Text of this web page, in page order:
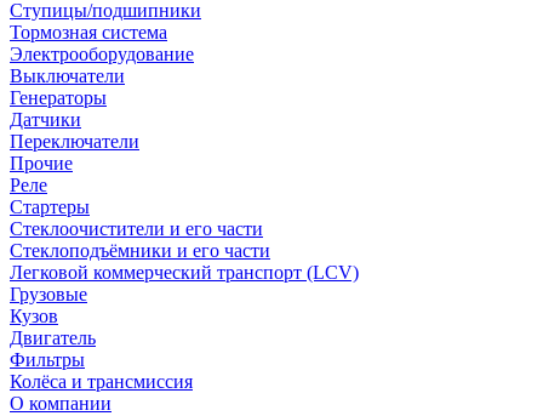
Ступицы/подшипники
Тормозная система
Электрооборудование
Выключатели
Генераторы
Датчики
Переключатели
Прочие
Реле
Стартеры
Стеклоочистители и его части
Стеклоподъёмники и его части
Легковой коммерческий транспорт (LCV)
Грузовые
Кузов
Двигатель
Фильтры
Колёса и трансмиссия
О компании